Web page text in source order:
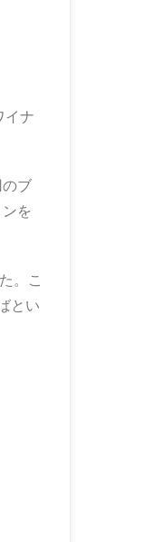
イナ
ブ
を
。こ
とい